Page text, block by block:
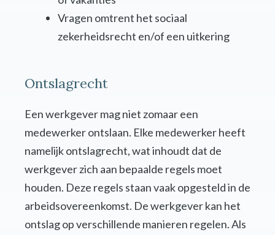
Vragen omtrent het sociaal
zekerheidsrecht en/of een uitkering
Ontslagrecht
Een werkgever mag niet zomaar een
medewerker ontslaan. Elke medewerker heeft
namelijk ontslagrecht, wat inhoudt dat de
werkgever zich aan bepaalde regels moet
houden. Deze regels staan vaak opgesteld in de
arbeidsovereenkomst. De werkgever kan het
ontslag op verschillende manieren regelen. Als